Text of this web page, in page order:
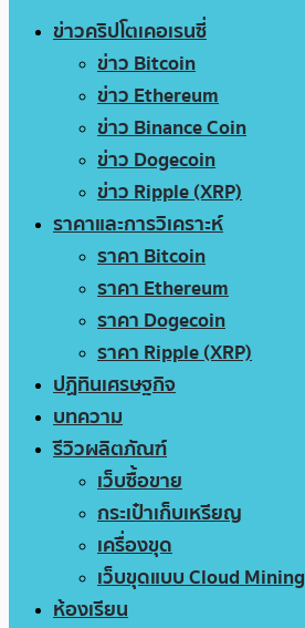
ข่าวคริปโตเคอเรนซี่
ข่าว Bitcoin
ข่าว Ethereum
ข่าว Binance Coin
ข่าว Dogecoin
ข่าว Ripple (XRP)
ราคาและการวิเคราะห์
ราคา Bitcoin
ราคา Ethereum
ราคา Dogecoin
ราคา Ripple (XRP)
ปฏิทินเศรษฐกิจ
บทความ
รีวิวผลิตภัณฑ์
เว็บซื้อขาย
กระเป๋าเก็บเหรียญ
เครื่องขุด
เว็บขุดแบบ Cloud Mining
ห้องเรียน